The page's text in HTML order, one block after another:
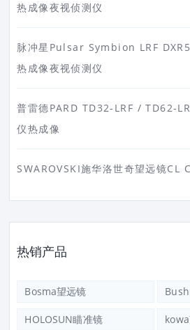
热成像夜视侦测仪
脉冲星Pulsar Symbion LRF
热成像夜视侦测仪
普雷德PARD TD32-LRF / TD62-
仪热成像
SWAROVSKI施华洛世奇望远镜
热销产品
Bosma望远镜
HOLOSUN瞄准镜